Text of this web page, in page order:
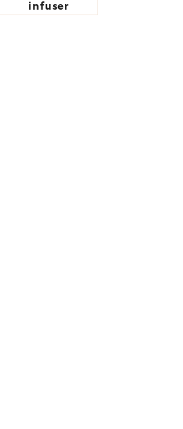
infuser